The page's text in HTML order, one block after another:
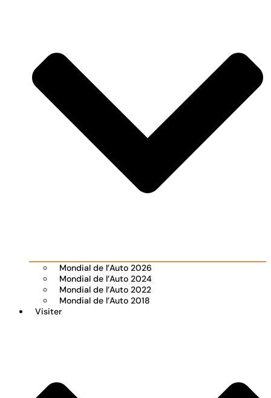
Mondial de l’Auto 2026
Mondial de l’Auto 2024
Mondial de l’Auto 2022
Mondial de l’Auto 2018
Visiter